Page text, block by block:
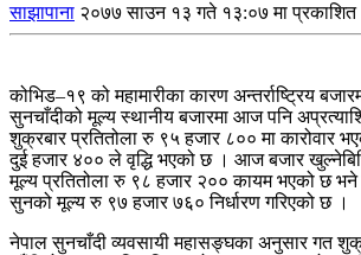
साझापाना २०७७ साउन १३ गते १३:०७ मा प्रकाशित
कोभिड–१९ को महामारीका कारण अन्तर्राष्ट्रिय
सुनचाँदीको मूल्य स्थानीय बजारमा आज पनि
शुक्रबार प्रतितोला रु ९५ हजार ८०० मा कारोवार
दुई हजार ४०० ले वृद्धि भएको छ । आज बजार
मूल्य प्रतितोला रु ९८ हजार २०० कायम भएको छ भने
सुनको मूल्य रु ९७ हजार ७६० निर्धारण गरिएको छ ।
नेपाल सुनचाँदी व्यवसायी महासङ्घका अनुसार गत